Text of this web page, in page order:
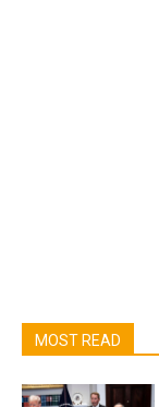
MOST READ